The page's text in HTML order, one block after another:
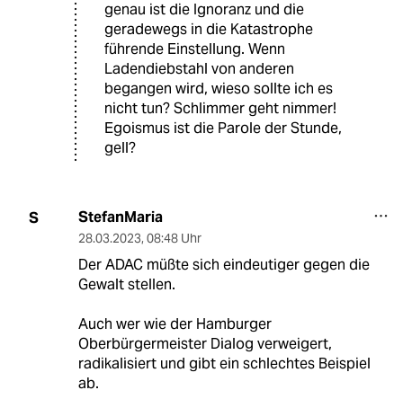
genau ist die Ignoranz und die
geradewegs in die Katastrophe
führende Einstellung. Wenn
Ladendiebstahl von anderen
begangen wird, wieso sollte ich es
nicht tun? Schlimmer geht nimmer!
Egoismus ist die Parole der Stunde,
gell?
S StefanMaria
28.03.2023, 08:48 Uhr
Der ADAC müßte sich eindeutiger gegen die
Gewalt stellen.
Auch wer wie der Hamburger
Oberbürgermeister Dialog verweigert,
radikalisiert und gibt ein schlechtes Beispiel
ab.